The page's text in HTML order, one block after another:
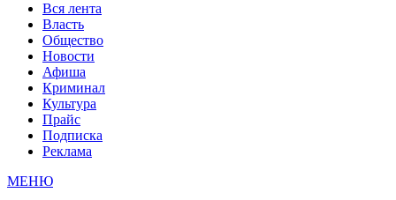
Вся лента
Власть
Общество
Новости
Афиша
Криминал
Культура
Прайс
Подписка
Реклама
МЕНЮ